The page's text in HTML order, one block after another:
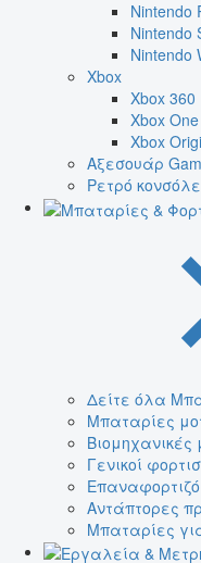
Nintendo
Nintendo
Nintendo
Xbox
Xbox 360
Xbox
Xbox
Αξεσουάρ
Ρετρό
Δείτε όλα
Μπαταρίες
Βιομηχανικές
Γενικοί
Αντάπτορες
Μπαταρίες